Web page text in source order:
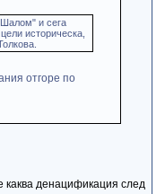
и сега
историческа,
отгоре по
каква денацификация след